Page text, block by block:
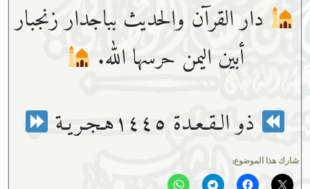
دار القرآن والحديث بباجدار زنجبار
أبين اليمن حرسها الله.
ذو الـقـعـدة ١٤٤٥هـجـريـة
شارك هذا الموضوع: